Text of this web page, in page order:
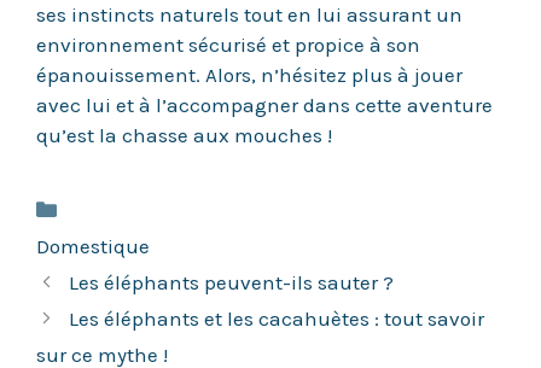
ses instincts naturels tout en lui assurant un
environnement sécurisé et propice à son
épanouissement. Alors, n’hésitez plus à jouer
avec lui et à l’accompagner dans cette aventure
qu’est la chasse aux mouches !
Domestique
Les éléphants peuvent-ils sauter ?
Les éléphants et les cacahuètes : tout savoir
sur ce mythe !